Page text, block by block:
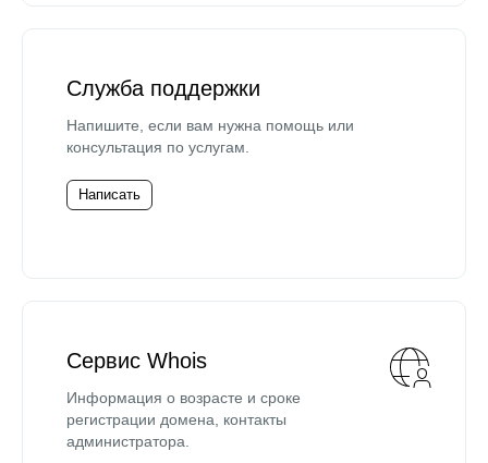
Служба поддержки
Напишите, если вам нужна помощь или
консультация по услугам.
Написать
Сервис Whois
Информация о возрасте и сроке
регистрации домена, контакты
администратора.